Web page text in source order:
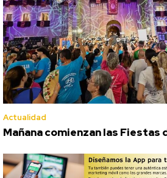
Actualidad
Mañana comienzan las Fiestas